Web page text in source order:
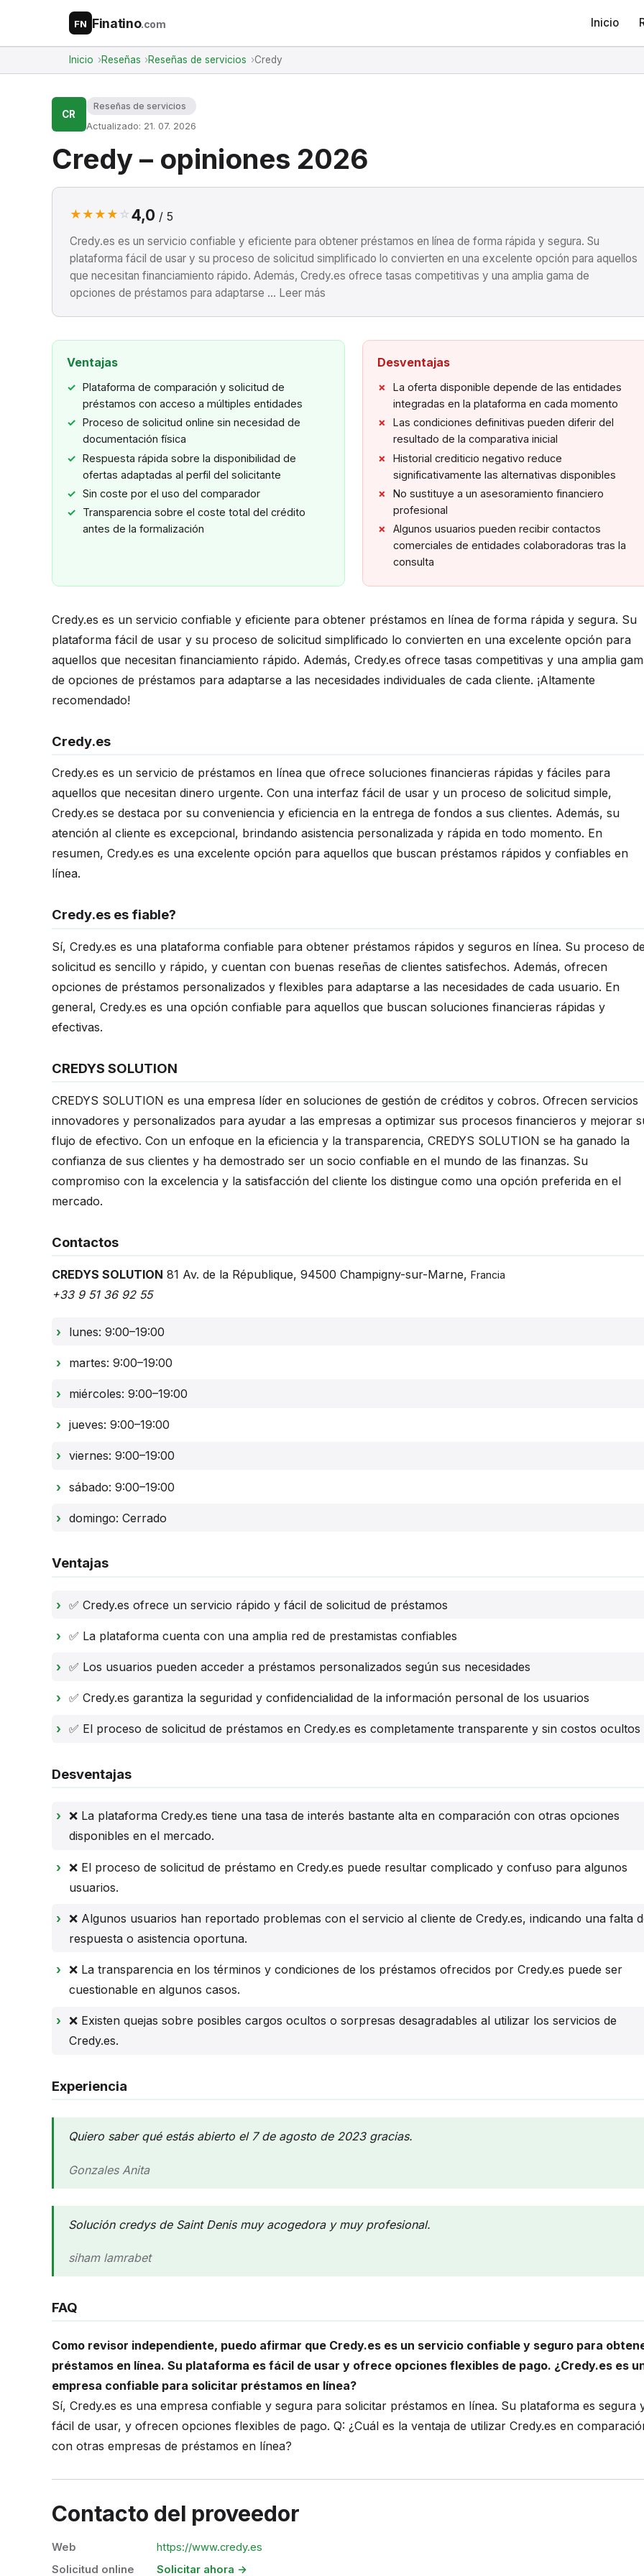
FN Finatino.com Inicio
Inicio Reseñas Reseñas de servicios Credy
CR
Reseñas de servicios
Actualizado: 21. 07. 2026
Credy – opiniones 2026
★ ★ ★ ★ ☆ 4,0 / 5
Credy.es es un servicio confiable y eficiente para obtener préstamos en línea de forma rápida y segura. Su
plataforma fácil de usar y su proceso de solicitud simplificado lo convierten en una excelente opción para aquellos
que necesitan financiamiento rápido. Además, Credy.es ofrece tasas competitivas y una amplia gama de
opciones de préstamos para adaptarse ... Leer más
Ventajas
Plataforma de comparación y solicitud de
préstamos con acceso a múltiples entidades
Proceso de solicitud online sin necesidad de
documentación física
Respuesta rápida sobre la disponibilidad de
ofertas adaptadas al perfil del solicitante
Sin coste por el uso del comparador
Transparencia sobre el coste total del crédito
antes de la formalización
Desventajas
La oferta disponible depende de las entidades
integradas en la plataforma en cada momento
Las condiciones definitivas pueden diferir del
resultado de la comparativa inicial
Historial crediticio negativo reduce
significativamente las alternativas disponibles
No sustituye a un asesoramiento financiero
profesional
Algunos usuarios pueden recibir contactos
comerciales de entidades colaboradoras tras la
consulta
Credy.es es un servicio confiable y eficiente para obtener préstamos en línea de forma rápida y segura. Su
plataforma fácil de usar y su proceso de solicitud simplificado lo convierten en una excelente opción para
aquellos que necesitan financiamiento rápido. Además, Credy.es ofrece tasas competitivas y una amplia
de opciones de préstamos para adaptarse a las necesidades individuales de cada cliente. ¡Altamente
recomendado!
Credy.es
Credy.es es un servicio de préstamos en línea que ofrece soluciones financieras rápidas y fáciles para
aquellos que necesitan dinero urgente. Con una interfaz fácil de usar y un proceso de solicitud simple,
Credy.es se destaca por su conveniencia y eficiencia en la entrega de fondos a sus clientes. Además, su
atención al cliente es excepcional, brindando asistencia personalizada y rápida en todo momento. En
resumen, Credy.es es una excelente opción para aquellos que buscan préstamos rápidos y confiables en
línea.
Credy.es es fiable?
Sí, Credy.es es una plataforma confiable para obtener préstamos rápidos y seguros en línea. Su proceso
solicitud es sencillo y rápido, y cuentan con buenas reseñas de clientes satisfechos. Además, ofrecen
opciones de préstamos personalizados y flexibles para adaptarse a las necesidades de cada usuario. En
general, Credy.es es una opción confiable para aquellos que buscan soluciones financieras rápidas y
efectivas.
CREDYS SOLUTION
CREDYS SOLUTION es una empresa líder en soluciones de gestión de créditos y cobros. Ofrecen servicios
innovadores y personalizados para ayudar a las empresas a optimizar sus procesos financieros y mejorar
flujo de efectivo. Con un enfoque en la eficiencia y la transparencia, CREDYS SOLUTION se ha ganado la
confianza de sus clientes y ha demostrado ser un socio confiable en el mundo de las finanzas. Su
compromiso con la excelencia y la satisfacción del cliente los distingue como una opción preferida en el
mercado.
Contactos
CREDYS SOLUTION 81 Av. de la République, 94500 Champigny-sur-Marne, Francia
+33 9 51 36 92 55
lunes: 9:00–19:00
martes: 9:00–19:00
miércoles: 9:00–19:00
jueves: 9:00–19:00
viernes: 9:00–19:00
sábado: 9:00–19:00
domingo: Cerrado
Ventajas
✅ Credy.es ofrece un servicio rápido y fácil de solicitud de préstamos
✅ La plataforma cuenta con una amplia red de prestamistas confiables
✅ Los usuarios pueden acceder a préstamos personalizados según sus necesidades
✅ Credy.es garantiza la seguridad y confidencialidad de la información personal de los usuarios
✅ El proceso de solicitud de préstamos en Credy.es es completamente transparente y sin costos ocultos
Desventajas
❌ La plataforma Credy.es tiene una tasa de interés bastante alta en comparación con otras opciones
disponibles en el mercado.
❌ El proceso de solicitud de préstamo en Credy.es puede resultar complicado y confuso para algunos
usuarios.
❌ Algunos usuarios han reportado problemas con el servicio al cliente de Credy.es, indicando una falta
respuesta o asistencia oportuna.
❌ La transparencia en los términos y condiciones de los préstamos ofrecidos por Credy.es puede ser
cuestionable en algunos casos.
❌ Existen quejas sobre posibles cargos ocultos o sorpresas desagradables al utilizar los servicios de
Credy.es.
Experiencia
Quiero saber qué estás abierto el 7 de agosto de 2023 gracias.
Gonzales Anita
Solución credys de Saint Denis muy acogedora y muy profesional.
siham lamrabet
FAQ
Como revisor independiente, puedo afirmar que Credy.es es un servicio confiable y seguro para
préstamos en línea. Su plataforma es fácil de usar y ofrece opciones flexibles de pago. ¿Credy.es es
empresa confiable para solicitar préstamos en línea?
Sí, Credy.es es una empresa confiable y segura para solicitar préstamos en línea. Su plataforma es segura
fácil de usar, y ofrecen opciones flexibles de pago. Q: ¿Cuál es la ventaja de utilizar Credy.es en
con otras empresas de préstamos en línea?
Contacto del proveedor
Web
https://www.credy.es
Solicitud online
Solicitar ahora →